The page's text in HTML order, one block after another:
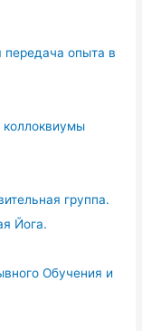
передача опыта в
группа.
Йога.
Обучения и